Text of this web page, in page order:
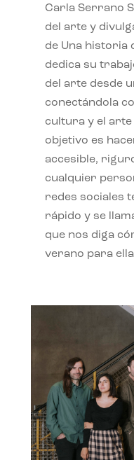
Carla Serrano
del arte y
de Una historia
dedica su
del arte desde
conectándola
cultura y el
objetivo es
accesible,
cualquier
redes sociales
rápido y se
que nos diga
verano para